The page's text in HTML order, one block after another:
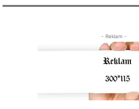
- Reklam -